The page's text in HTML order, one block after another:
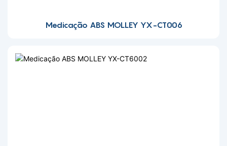
Medicação ABS MOLLEY YX-CT006